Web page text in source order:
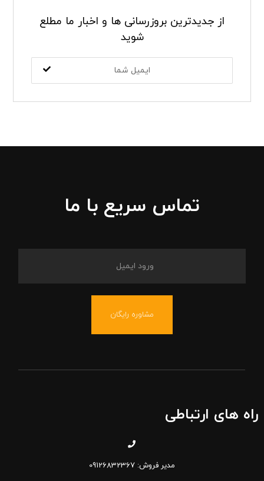
از جدیدترین بروزرسانی ها و اخبار ما مطلع
شوید
تماس سریع با ما
مشاوره رایگان
راه های ارتباطی
مدیر فروش: 09126832367